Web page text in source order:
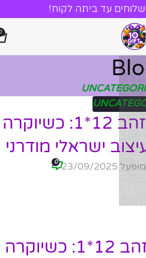
עד ביתה לקוח!
מזוזה ברזל צבע זהב 12*1: כשיוקרה
ישראלי מודרני
מופעל 23/09/2025 0
מזוזה ברזל צבע זהב 12*1: כשיוקרה